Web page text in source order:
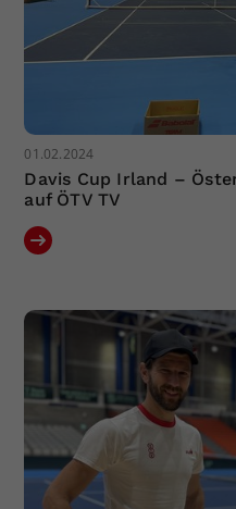
01.02.2024
Davis Cup Irland –
auf ÖTV TV